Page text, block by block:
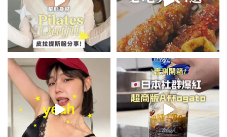
summer outfit⋆.˚✮🎧✮˚.⋆
夏日穿搭最需要單品！...
755 43
\🇯🇵日本爆紅!超商版Affogato
🍨☕️/
🏷️#吉推日本🇯🇵...
117 26